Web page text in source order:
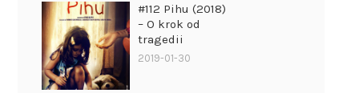
#112 Pihu (2018)
– O krok od
tragedii
2019-01-30